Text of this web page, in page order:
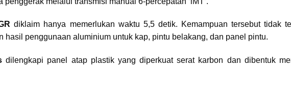
diklaim hanya memerlukan waktu 5,5 detik. Kemampuan tersebut tidak
hasil penggunaan aluminium untuk kap, pintu belakang, dan panel pintu.
dilengkapi panel atap plastik yang diperkuat serat karbon dan dibentuk